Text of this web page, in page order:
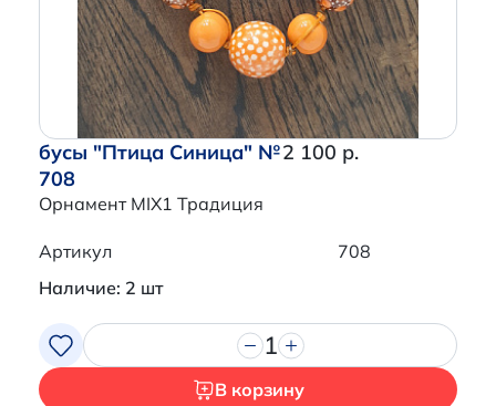
бусы "Птица Синица" №
708
Орнамент MIX1 Традиция
2 100 р.
Артикул
708
Наличие: 2 шт
1
В корзину